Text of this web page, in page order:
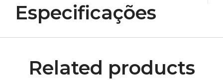
Especificações
Related products